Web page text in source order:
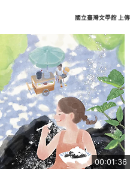
國立臺灣文學館 上傳
00:01:36